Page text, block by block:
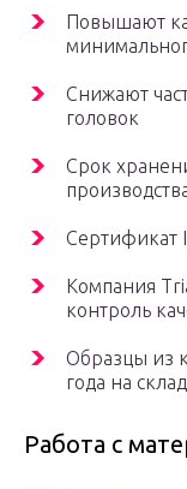
Повышают
Снижают
головок
Срок
Сертификат
Компания
контроль
Образцы из
года на
Работа с